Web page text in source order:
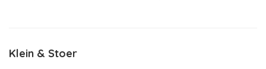
Klein & Stoer